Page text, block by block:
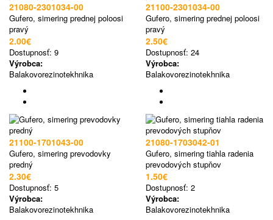
21080-2301034-00
Gufero, simering prednej poloosi
pravý
2.00€
Dostupnosť: 9
Výrobca:
Balakovorezinotekhnika
21100-2301034-00
Gufero, simering prednej poloosi
pravý
2.50€
Dostupnosť: 24
Výrobca:
Balakovorezinotekhnika
21100-1701043-00
Gufero, simering prevodovky
predný
2.30€
Dostupnosť: 5
Výrobca:
Balakovorezinotekhnika
21080-1703042-01
Gufero, simering tiahla radenia
prevodových stupňov
1.50€
Dostupnosť: 2
Výrobca:
Balakovorezinotekhnika